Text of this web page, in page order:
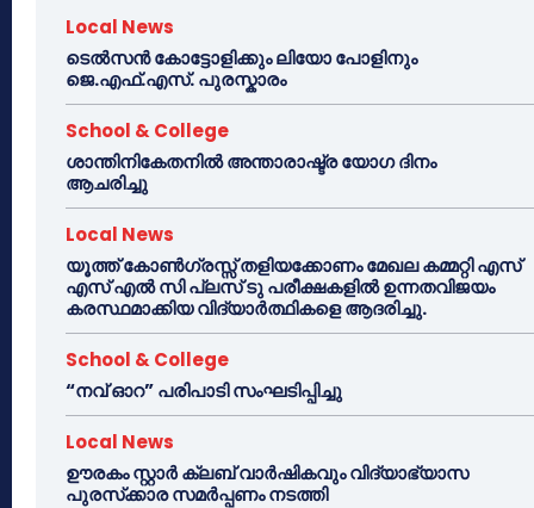
Local News
ടെൽസൻ കോട്ടോളിക്കും ലിയോ പോളിനും
ജെ.എഫ്.എസ്. പുരസ്കാരം
School & College
ശാന്തിനികേതനിൽ അന്താരാഷ്ട്ര യോഗ ദിനം
ആചരിച്ചു
Local News
യൂത്ത് കോൺഗ്രസ്സ് തളിയക്കോണം മേഖല കമ്മറ്റി എസ്
എസ് എൽ സി പ്ലസ് ടു പരീക്ഷകളിൽ ഉന്നതവിജയം
കരസ്ഥമാക്കിയ വിദ്യാർത്ഥികളെ ആദരിച്ചു.
School & College
“നവ് ഓറ” പരിപാടി സംഘടിപ്പിച്ചു
Local News
ഊരകം സ്റ്റാർ ക്ലബ് വാർഷികവും വിദ്യാഭ്യാസ
പുരസ്‌ക്കാര സമർപ്പണം നടത്തി